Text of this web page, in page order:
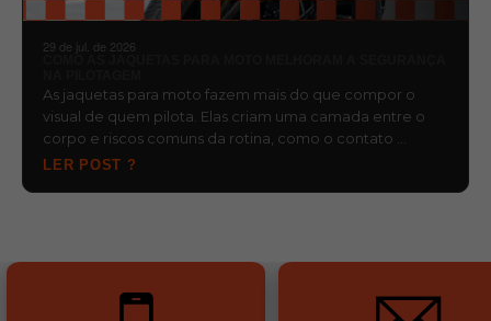
29 de jul. de 2026
As jaquetas para moto fazem mais do que compor o
visual de quem pilota. Elas criam uma camada entre o
corpo e riscos comuns da rotina, como o contato …
LER POST ?